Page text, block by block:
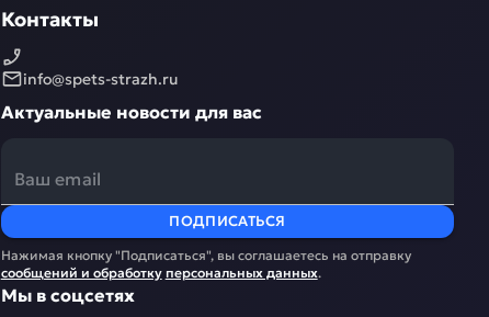
Контакты
info@spets-strazh.ru
Актуальные новости для вас
ПОДПИСАТЬСЯ
Нажимая кнопку "Подписаться", вы соглашаетесь на отправку
сообщений и обработку персональных данных.
Мы в соцсетях